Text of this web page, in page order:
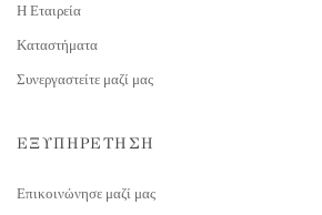
Η Εταιρεία
Καταστήματα
Συνεργαστείτε μαζί μας
ΕΞΥΠΗΡΕΤΗΣΗ
Επικοινώνησε μαζί μας